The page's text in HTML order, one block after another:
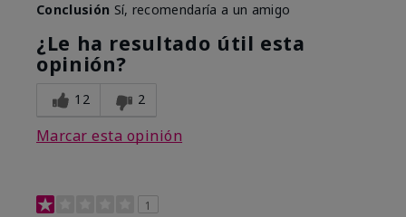
Conclusión Sí, recomendaría a un amigo
¿Le ha resultado útil esta
opinión?
12 2
Marcar esta opinión
1